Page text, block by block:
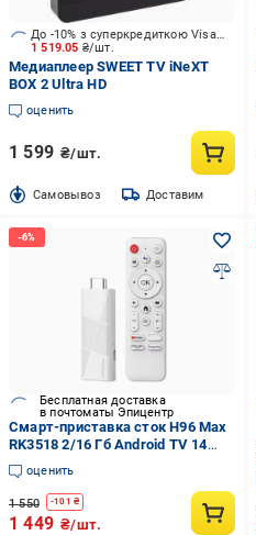
1 519.05 ₴/шт.
До -10% з суперкредиткою Visa Вигода
Медиаплеер SWEET TV iNeXT
BOX 2 Ultra HD
оценить
1 599 ₴/шт.
Cамовывоз Доставим
Бесплатная доставка
в почтоматы Эпицентр
Смарт-приставка сток H96 Max
RK3518 2/16 Гб Android TV 14
(591-S)
оценить
1 550 -101 ₴
1 449 ₴/шт.